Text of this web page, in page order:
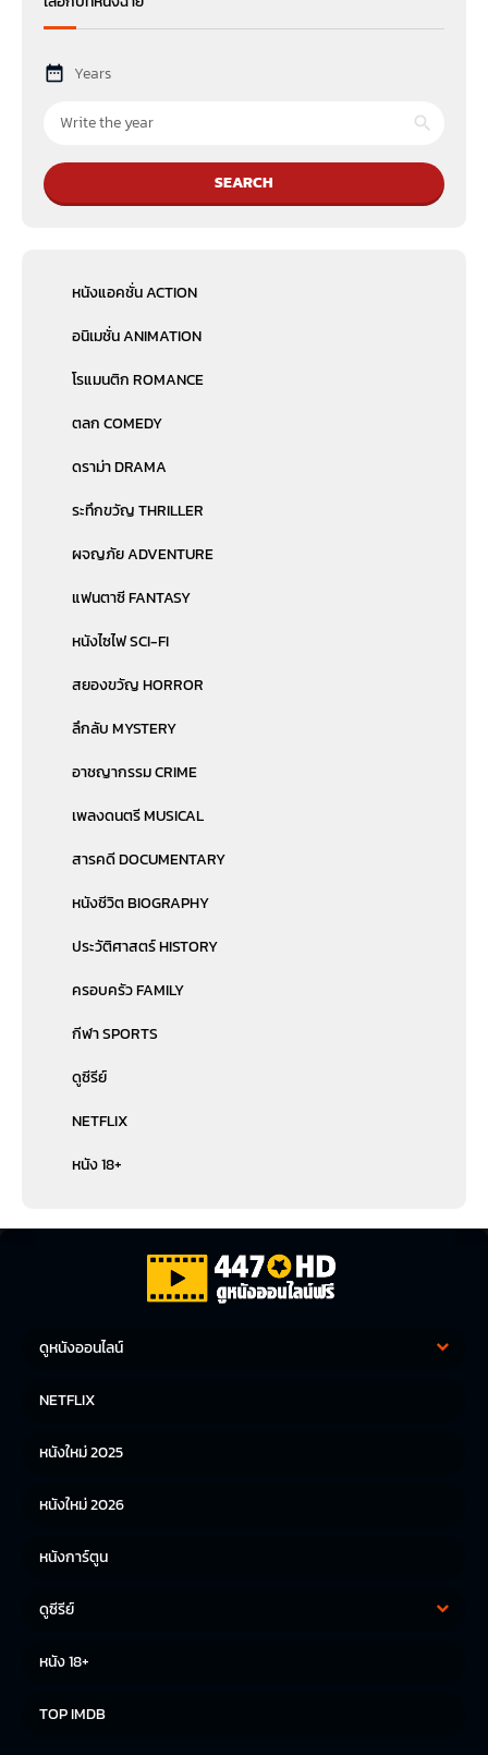
Years
SEARCH
หนังแอคชั่น ACTION
อนิเมชั่น ANIMATION
โรแมนติก ROMANCE
ตลก COMEDY
ดราม่า DRAMA
ระทึกขวัญ THRILLER
ผจญภัย ADVENTURE
แฟนตาซี FANTASY
หนังไซไฟ SCI-FI
สยองขวัญ HORROR
ลึกลับ MYSTERY
อาชญากรรม CRIME
เพลงดนตรี MUSICAL
สารคดี DOCUMENTARY
หนังชีวิต BIOGRAPHY
ประวัติศาสตร์ HISTORY
ครอบครัว FAMILY
กีฬา SPORTS
ดูซีรีย์
NETFLIX
หนัง 18+
ดูหนังออนไลน์
หนังญี่ปุ่น
NETFLIX
หนังใหม่ 2025
หนังใหม่ 2026
หนังการ์ตูน
ดูซีรีย์
หนัง 18+
TOP IMDB